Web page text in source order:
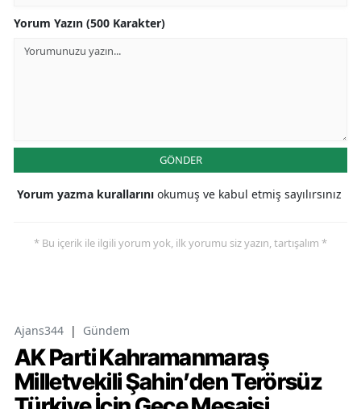
Yorum Yazın (500 Karakter)
GÖNDER
Yorum yazma kurallarını okumuş ve kabul etmiş sayılırsınız
* Bu içerik ile ilgili yorum yok, ilk yorumu siz yazın, tartışalım *
Ajans344 | Gündem
AK Parti Kahramanmaraş
Milletvekili Şahin’den Terörsüz